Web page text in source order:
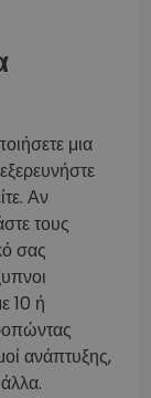
μια
Αν
τους
σας
10 ή
ανάπτυξης,